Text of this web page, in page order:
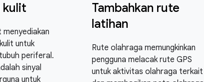
kulit
untuk
periferal.
sinyal
untuk
Tambahkan rute
latihan
Rute olahraga memungkinkan
pengguna melacak rute GPS
untuk aktivitas olahraga terkait